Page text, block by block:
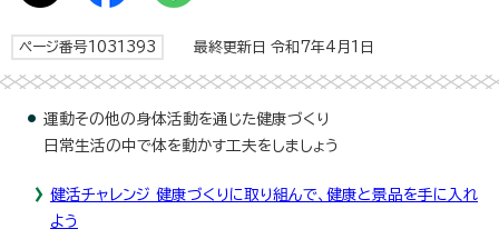
ページ番号1031393 最終更新日 令和7年4月1日
運動その他の身体活動を通じた健康づくり
日常生活の中で体を動かす工夫をしましょう
健活チャレンジ 健康づくりに取り組んで、健康と景品を手に入れ
よう